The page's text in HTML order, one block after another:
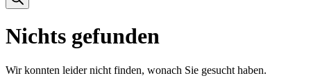
Nichts gefunden
Wir konnten leider nicht finden, wonach Sie gesucht haben.